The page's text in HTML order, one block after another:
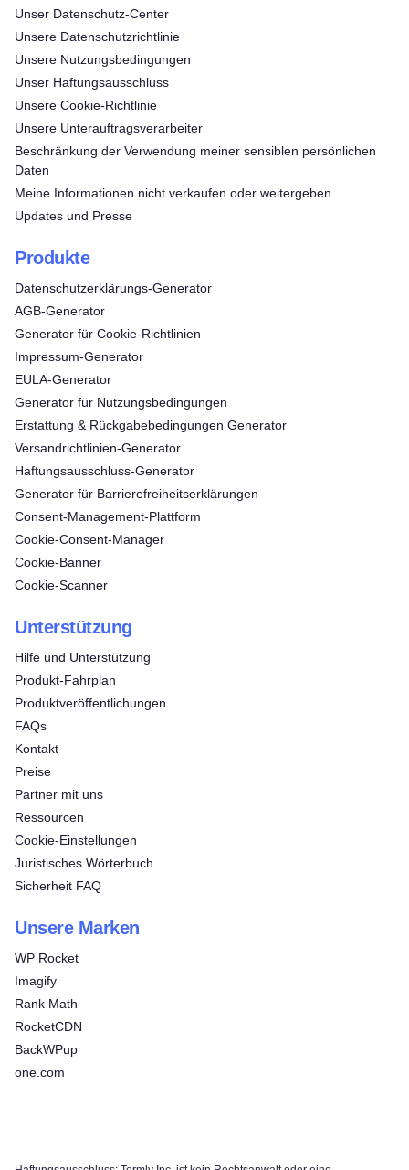
Unser Datenschutz-Center
Unsere Datenschutzrichtlinie
Unsere Nutzungsbedingungen
Unser Haftungsausschluss
Unsere Cookie-Richtlinie
Unsere Unterauftragsverarbeiter
Beschränkung der Verwendung meiner sensiblen persönlichen
Daten
Meine Informationen nicht verkaufen oder weitergeben
Updates und Presse
Produkte
Datenschutzerklärungs-Generator
AGB-Generator
Generator für Cookie-Richtlinien
Impressum-Generator
EULA-Generator
Generator für Nutzungsbedingungen
Erstattung & Rückgabebedingungen Generator
Versandrichtlinien-Generator
Haftungsausschluss-Generator
Generator für Barrierefreiheitserklärungen
Consent‑Management‑Plattform
Cookie-Consent-Manager
Cookie-Banner
Cookie-Scanner
Unterstützung
Hilfe und Unterstützung
Produkt-Fahrplan
Produktveröffentlichungen
FAQs
Kontakt
Preise
Partner mit uns
Ressourcen
Cookie-Einstellungen
Juristisches Wörterbuch
Sicherheit FAQ
Unsere Marken
WP Rocket
Imagify
Rank Math
RocketCDN
BackWPup
one.com